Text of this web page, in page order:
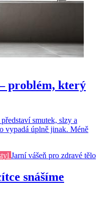
problém, který
smutek, slzy a
vypadá úplně jinak. Méně
Jarní vášeň pro zdravé tělo
snášíme